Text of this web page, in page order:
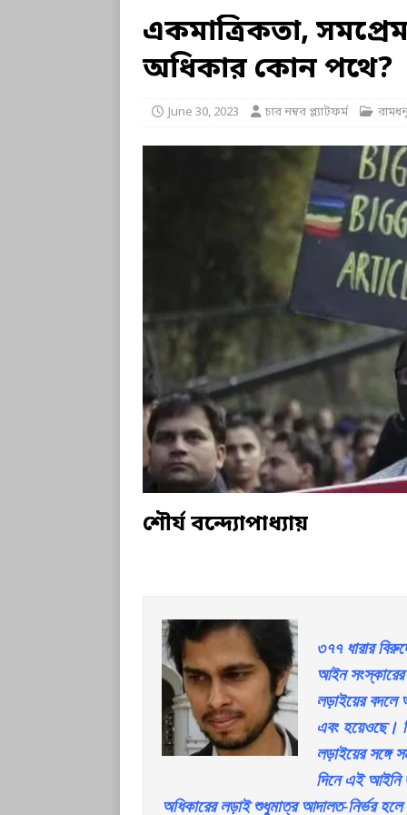
একমাত্রিকতা,
অধিকার কোন পথে?
June 30, 2023 চার নম্বর প্ল্যাটফর্ম
শৌর্য বন্দ্যোপাধ্যায়
৩৭৭ ধারার
আইন
লড়াইয়ের বদলে
এবং হয়েওছে।
লড়াইয়ের সঙ্গে
দিনে এই আইনি
অধিকারের লড়াই শুধুমাত্র আদালত-নির্ভর